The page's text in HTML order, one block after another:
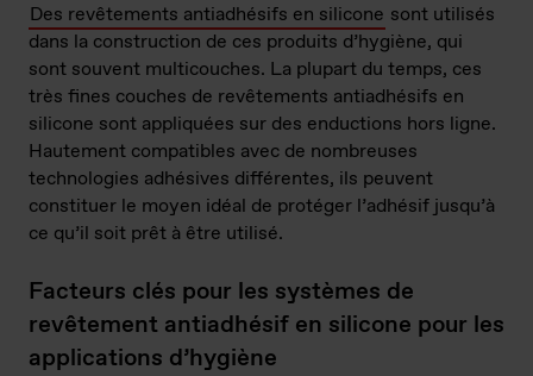
Des revêtements antiadhésifs en silicone sont utilisés
dans la construction de ces produits d’hygiène, qui
sont souvent multicouches. La plupart du temps, ces
très fines couches de revêtements antiadhésifs en
silicone sont appliquées sur des enductions hors ligne.
Hautement compatibles avec de nombreuses
technologies adhésives différentes, ils peuvent
constituer le moyen idéal de protéger l’adhésif jusqu’à
ce qu’il soit prêt à être utilisé.
Facteurs clés pour les systèmes de
revêtement antiadhésif en silicone pour les
applications d’hygiène